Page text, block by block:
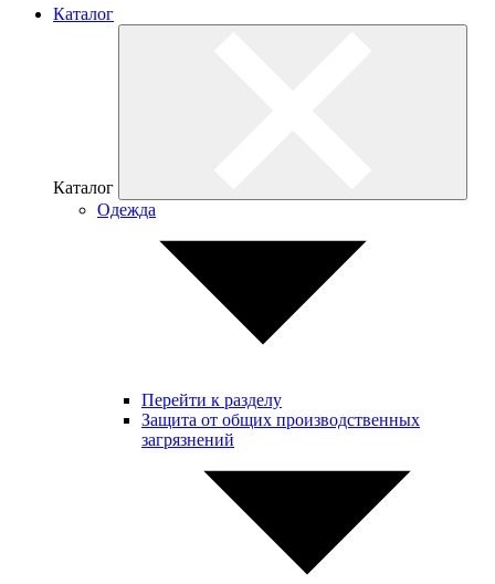
Каталог
Каталог
Одежда
Перейти к разделу
Защита от общих производственных
загрязнений